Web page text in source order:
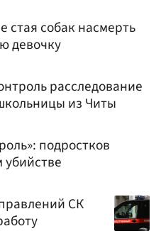
стая собак насмерть
девочку
расследование
из Читы
подростков
СК